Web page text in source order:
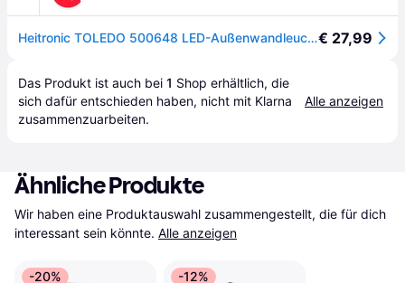
Heitronic TOLEDO 500648 LED-Außenwandleuchte mit Bewegungsmelder LED fest eingebaut 20 W LED Schwarz€ 27,99
Das Produkt ist auch bei 1 Shop erhältlich, die
sich dafür entschieden haben, nicht mit Klarna
zusammenzuarbeiten.
Alle anzeigen
Ähnliche Produkte
Wir haben eine Produktauswahl zusammengestellt, die für dich
interessant sein könnte. Alle anzeigen
-20% -12%